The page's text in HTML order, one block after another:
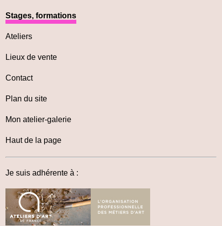
Stages, formations
Ateliers
Lieux de vente
Contact
Plan du site
Mon atelier-galerie
Haut de la page
Je suis adhérente à :